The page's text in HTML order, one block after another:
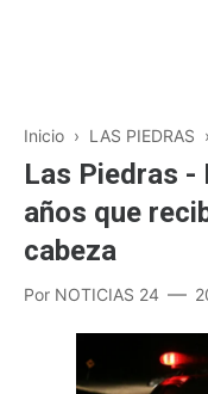
Inicio › LAS PIEDRAS
Las Piedras -
años que
cabeza
Por NOTICIAS 24